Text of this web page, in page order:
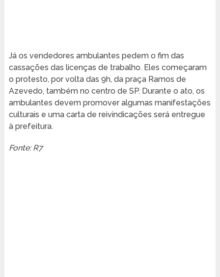
Já os vendedores ambulantes pedem o fim das
cassações das licenças de trabalho. Eles começaram
o protesto, por volta das 9h, da praça Ramos de
Azevedo, também no centro de SP. Durante o ato, os
ambulantes devem promover algumas manifestações
culturais e uma carta de reivindicações será entregue
à prefeitura.
Fonte: R7